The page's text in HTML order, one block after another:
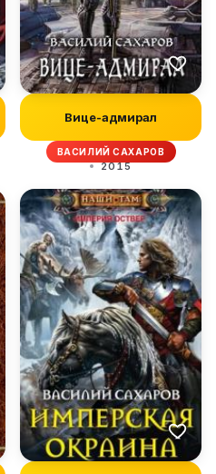
Вице-адмирал
ВАСИЛИЙ САХАРОВ
2015